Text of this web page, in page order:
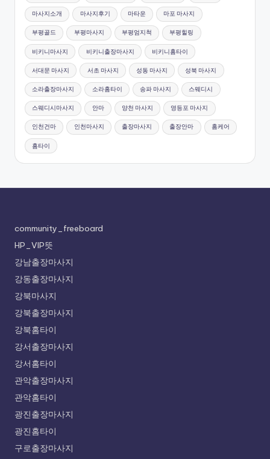
마사지소개 마사지후기 마타운 마포 마사지
부평골드 부평마사지 부평엄지척 부평힐링
비키니마사지 비키니출장마사지 비키니홈타이
서대문 마사지 서초 마사지 성동 마사지 성북 마사지
소라출장마사지 소라홈타이 송파 마사지 스웨디시
스웨디시마사지 안마 양천 마사지 영등포 마사지
인천건마 인천마사지 출장마사지 출장안마 홈케어
홈타이
community_freeboard
HP_VIP뜻
강남출장마사지
강동출장마사지
강북마사지
강북출장마사지
강북홈타이
강서출장마사지
강서홈타이
관악출장마사지
관악홈타이
광진출장마사지
광진홈타이
구로출장마사지